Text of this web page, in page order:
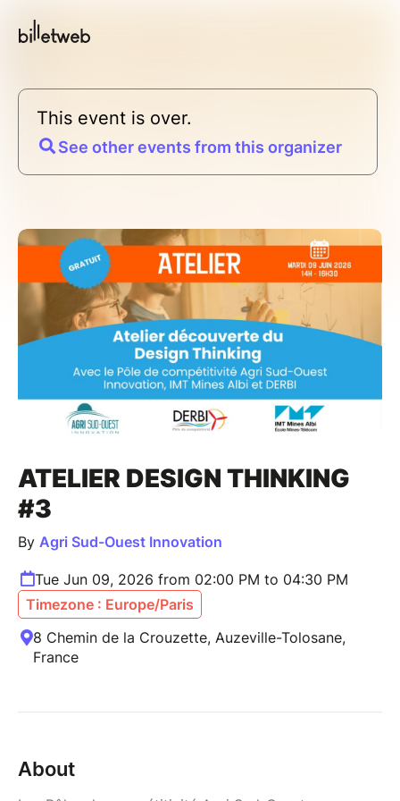
This event is over.
See other events from this organizer
ATELIER DESIGN THINKING
#3
By Agri Sud-Ouest Innovation
Tue Jun 09, 2026 from 02:00 PM to 04:30 PM
Timezone : Europe/Paris
8 Chemin de la Crouzette, Auzeville-Tolosane,
France
About